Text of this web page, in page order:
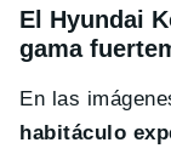
El Hyundai
gama
En las
habitáculo